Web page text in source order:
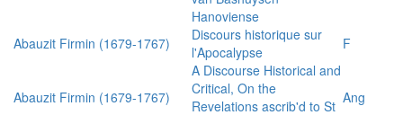
Hanoviense
Abauzit Firmin (1679-1767)
Discours historique sur
l'Apocalypse
F
Abauzit Firmin (1679-1767)
A Discourse Historical and
Critical, On the
Revelations ascrib'd to St Ang